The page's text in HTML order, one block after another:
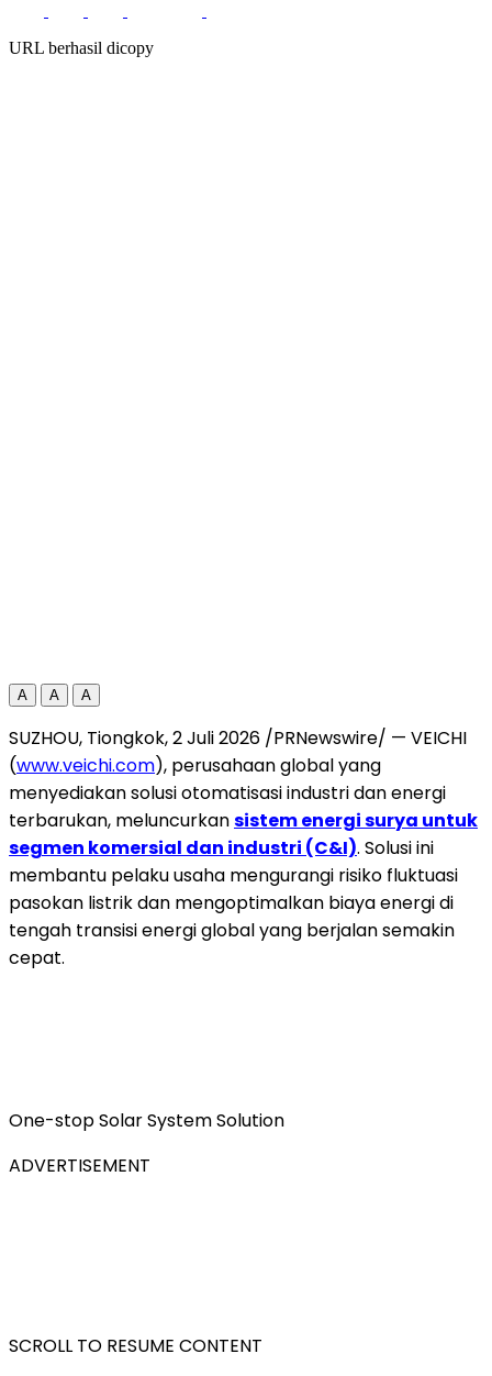
URL berhasil dicopy
A A A
SUZHOU, Tiongkok, 2 Juli 2026 /PRNewswire/ — VEICHI
(www.veichi.com), perusahaan global yang
menyediakan solusi otomatisasi industri dan energi
terbarukan, meluncurkansistem energi surya untuk
segmen komersial dan industri (C&I). Solusi ini
membantu pelaku usaha mengurangi risiko fluktuasi
pasokan listrik dan mengoptimalkan biaya energi di
tengah transisi energi global yang berjalan semakin
cepat.
One-stop Solar System Solution
ADVERTISEMENT
SCROLL TO RESUME CONTENT